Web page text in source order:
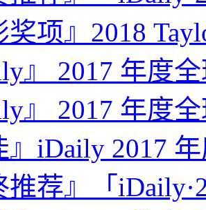
奖项』2018
』 2017 年度
』 2017 年度
』iDaily 2017
推荐』「